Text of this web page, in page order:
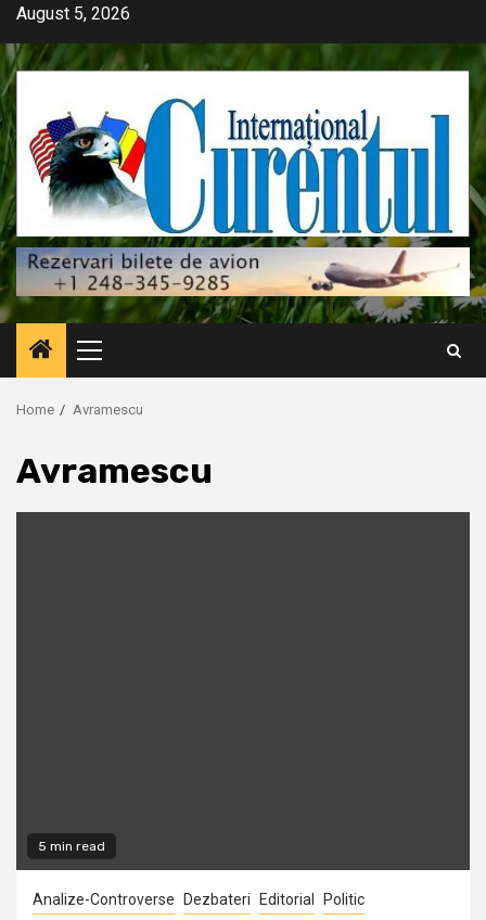
Skip
content
August 5, 2026
Primary
Menu
Home Avramescu
Avramescu
5 min read
Analize-Controverse Dezbateri Editorial
Politic